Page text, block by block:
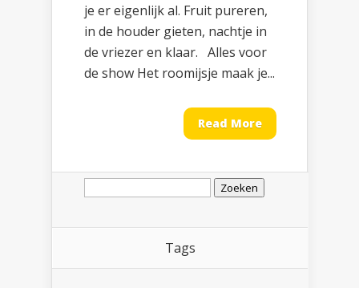
je er eigenlijk al. Fruit pureren,
in de houder gieten, nachtje in
de vriezer en klaar. Alles voor
de show Het roomijsje maak je...
Read More
Zoeken
Tags